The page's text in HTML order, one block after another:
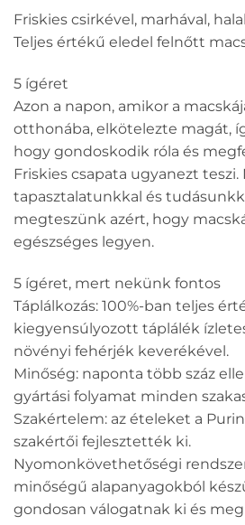
Friskies csirkével, marhával,
Teljes értékű eledel felnőtt
5 ígéret
Azon a napon, amikor a
otthonába, elkötelezte magát,
hogy gondoskodik róla és
Friskies csapata ugyanezt
tapasztalatunkkal és
megteszünk azért, hogy
egészséges legyen.
5 ígéret, mert nekünk fontos
Táplálkozás: 100%-ban teljes
kiegyensúlyozott táplálék
növényi fehérjék keverékével.
Minőség: naponta több száz
gyártási folyamat minden
Szakértelem: az ételeket a
szakértői fejlesztették ki.
Nyomonkövethetőségi
minőségű alapanyagokból
gondosan válogatnak ki és